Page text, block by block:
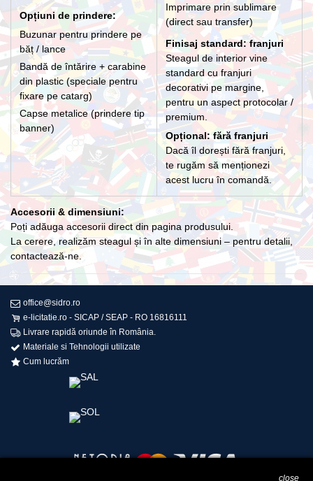
Opțiuni de prindere:
Buzunar pentru prindere pe
băț / lance
Bandă de întărire + carabine
din plastic (speciale pentru
fixare pe catarg)
Capse metalice (prindere tip
banner)
Imprimare prin sublimare
(direct sau transfer)
Finisaj standard: franjuri
Steagul de interior vine
standard cu franjuri
decorativi pe margine,
pentru un aspect protocolar /
premium.
Opțional: fără franjuri
Dacă îl dorești fără franjuri,
te rugăm să menționezi
acest lucru în comandă.
Accesorii & dimensiuni:
Poți adăuga accesorii direct din pagina produsului.
La cerere, realizăm steagul și în alte dimensiuni – pentru detalii,
contactează-ne.
office@sidro.ro
e-licitatie.ro - SICAP / SEAP - RO 16816111
Livrare rapidă oriunde în România.
Materiale si Tehnologii utilizate
Cum lucrăm
close